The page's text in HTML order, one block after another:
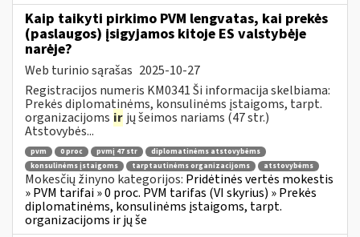
Kaip taikyti pirkimo PVM lengvatas, kai prekės
(paslaugos) įsigyjamos kitoje ES valstybėje
narėje?
Web turinio sąrašas 2025-10-27
Registracijos numeris KM0341 Ši informacija skelbiama:
Prekės diplomatinėms, konsulinėms įstaigoms, tarpt.
organizacijoms ir jų šeimos nariams (47 str.)
Atstovybės...
pvm 0 proc pvmį 47 str
diplomatinėms atstovybėms
konsulinėms įstaigoms
tarptautinėms organizacijoms atstovybėms
Mokesčių žinyno kategorijos: Pridėtinės vertės mokestis
» PVM tarifai » 0 proc. PVM tarifas (VI skyrius) » Prekės
diplomatinėms, konsulinėms įstaigoms, tarpt.
organizacijoms ir jų še